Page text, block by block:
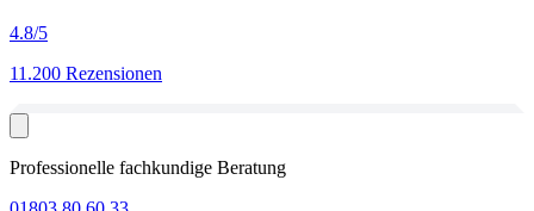
4.8/5
11.200 Rezensionen
Professionelle fachkundige Beratung